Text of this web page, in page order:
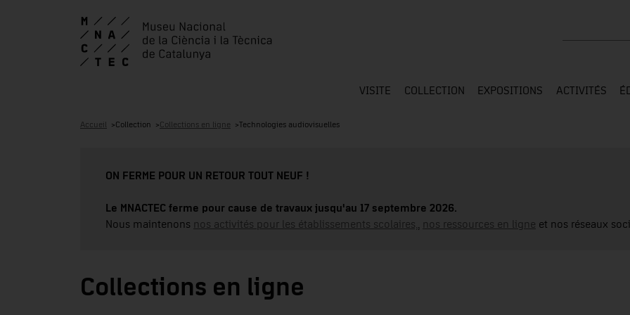
VISITE COLLECTION EXPOSITIONS ACTIVITÉS
Accueil Collection Collections en ligne Technologies audiovisuelles
ON FERME POUR UN RETOUR TOUT NEUF !
Le MNACTEC ferme pour cause de travaux jusqu'au 17 septembre 2026.
Nous maintenons nos activités pour les établissements scolaires, nos ressources en ligne et nos réseaux
Collections en ligne